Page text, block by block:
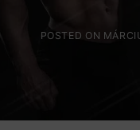
POSTED ON